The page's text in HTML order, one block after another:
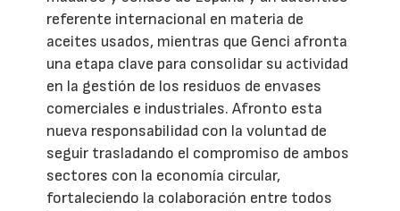
referente internacional en materia de
aceites usados, mientras que Genci afronta
una etapa clave para consolidar su actividad
en la gestión de los residuos de envases
comerciales e industriales. Afronto esta
nueva responsabilidad con la voluntad de
seguir trasladando el compromiso de ambos
sectores con la economía circular,
fortaleciendo la colaboración entre todos